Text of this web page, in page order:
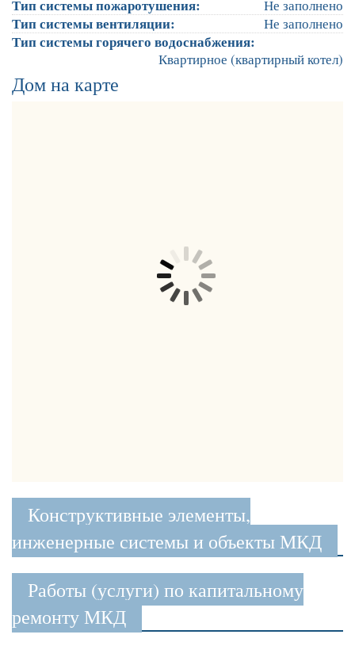
Тип системы пожаротушения: Не заполнено
Тип системы вентиляции: Не заполнено
Тип системы горячего водоснабжения:
Квартирное (квартирный котел)
Дом на карте
Конструктивные элементы,
инженерные системы и объекты МКД
Работы (услуги) по капитальному
ремонту МКД